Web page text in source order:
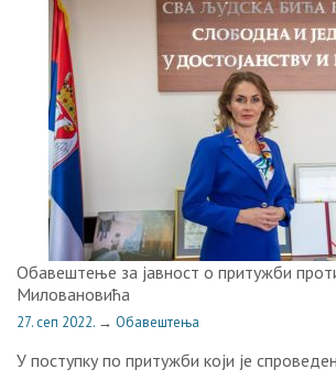
Обавештење за јавност о притужби
Миловановића
27. сеп 2022. → Обавештења
У поступку по притужби који је